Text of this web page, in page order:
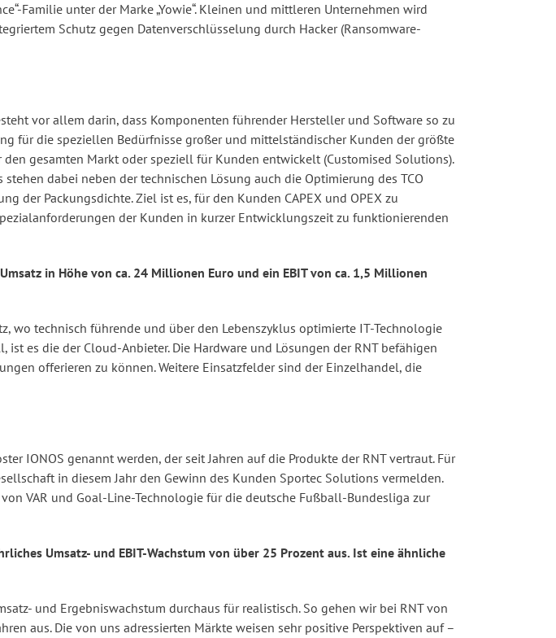
Familie unter der Marke „Yowie“. Kleinen und mittleren Unternehmen wird
Schutz gegen Datenverschlüsselung durch Hacker (Ransomware-
vor allem darin, dass Komponenten führender Hersteller und Software so zu
für die speziellen Bedürfnisse großer und mittelständischer Kunden der größte
gesamten Markt oder speziell für Kunden entwickelt (Customised Solutions).
dabei neben der technischen Lösung auch die Optimierung des TCO
der Packungsdichte. Ziel ist es, für den Kunden CAPEX und OPEX zu
der Kunden in kurzer Entwicklungszeit zu funktionierenden
in Höhe von ca. 24 Millionen Euro und ein EBIT von ca. 1,5 Millionen
wo technisch führende und über den Lebenszyklus optimierte IT-Technologie
es die der Cloud-Anbieter. Die Hardware und Lösungen der RNT befähigen
offerieren zu können. Weitere Einsatzfelder sind der Einzelhandel, die
IONOS genannt werden, der seit Jahren auf die Produkte der RNT vertraut. Für
in diesem Jahr den Gewinn des Kunden Sportec Solutions vermelden.
VAR und Goal-Line-Technologie für die deutsche Fußball-Bundesliga zur
Umsatz- und EBIT-Wachstum von über 25 Prozent aus. Ist eine ähnliche
und Ergebniswachstum durchaus für realistisch. So gehen wir bei RNT von
aus. Die von uns adressierten Märkte weisen sehr positive Perspektiven auf –